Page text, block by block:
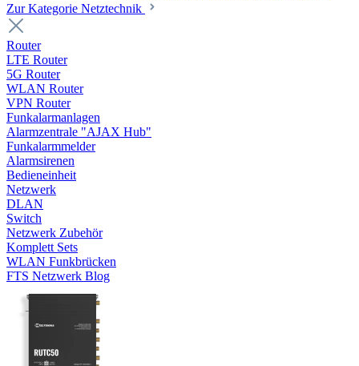
Zur Kategorie Netztechnik
Router
LTE Router
5G Router
WLAN Router
VPN Router
Funkalarmanlagen
Alarmzentrale "AJAX Hub"
Funkalarmmelder
Alarmsirenen
Bedieneinheit
Netzwerk
DLAN
Switch
Netzwerk Zubehör
Komplett Sets
WLAN Funkbrücken
FTS Netzwerk Blog